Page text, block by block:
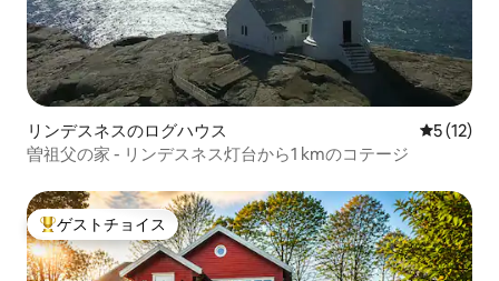
リンデスネスのログハウス レビュー
5 (12)
曽祖父の家 - リンデスネス灯台から1 kmのコテージ
大好評のゲストチョイスです。
ゲストチョイス